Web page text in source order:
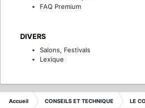
FAQ Premium
DIVERS
Salons, Festivals
Lexique
Accueil CONSEILS ET TECHNIQUE LE